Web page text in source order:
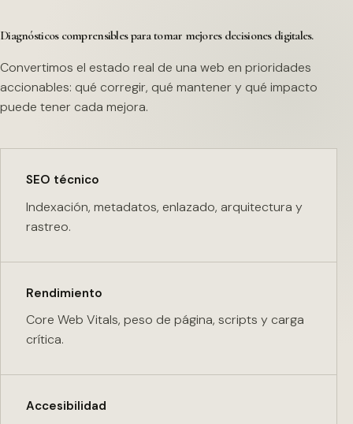
Diagnósticos comprensibles para tomar mejores decisiones digitales.
Convertimos el estado real de una web en prioridades
accionables: qué corregir, qué mantener y qué impacto
puede tener cada mejora.
SEO técnico
Indexación, metadatos, enlazado, arquitectura y
rastreo.
Rendimiento
Core Web Vitals, peso de página, scripts y carga
crítica.
Accesibilidad